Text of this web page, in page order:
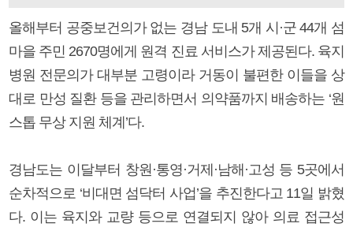
올해부터 공중보건의가 없는 경남 도내 5개 시·군 44개 섬
마을 주민 2670명에게 원격 진료 서비스가 제공된다. 육지
병원 전문의가 대부분 고령이라 거동이 불편한 이들을 상
대로 만성 질환 등을 관리하면서 의약품까지 배송하는 ‘원
스톱 무상 지원 체계’다.
경남도는 이달부터 창원·통영·거제·남해·고성 등 5곳에서
순차적으로 ‘비대면 섬닥터 사업’을 추진한다고 11일 밝혔
다. 이는 육지와 교량 등으로 연결되지 않아 의료 접근성